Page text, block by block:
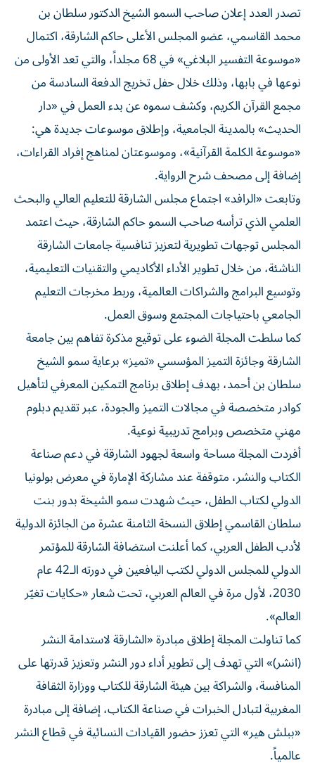
تصدر العدد إعلان صاحب السمو الشيخ الدكتور سلطان بن
محمد القاسمي، عضو المجلس الأعلى حاكم الشارقة، اكتمال
«موسوعة التفسير البلاغي» في 68 مجلداً، والتي تعد الأولى من
نوعها في بابها، وذلك خلال حفل تخريج الدفعة السادسة من
مجمع القرآن الكريم، وكشف سموه عن بدء العمل في «دار
الحديث» بالمدينة الجامعية، وإطلاق موسوعات جديدة هي:
«موسوعة الكلمة القرآنية»، وموسوعتان لمناهج إفراد القراءات،
إضافة إلى مصحف شرح الرواية.
وتابعت «الرافد» اجتماع مجلس الشارقة للتعليم العالي والبحث
العلمي الذي ترأسه صاحب السمو حاكم الشارقة، حيث اعتمد
المجلس توجهات تطويرية لتعزيز تنافسية جامعات الشارقة
الناشئة، من خلال تطوير الأداء الأكاديمي والتقنيات التعليمية،
وتوسيع البرامج والشراكات العالمية، وربط مخرجات التعليم
الجامعي باحتياجات المجتمع وسوق العمل.
كما سلطت المجلة الضوء على توقيع مذكرة تفاهم بين جامعة
الشارقة وجائزة التميز المؤسسي «تميز» برعاية سمو الشيخ
سلطان بن أحمد، بهدف إطلاق برنامج التمكين المعرفي لتأهيل
كوادر متخصصة في مجالات التميز والجودة، عبر تقديم دبلوم
مهني متخصص وبرامج تدريبية نوعية.
أفردت المجلة مساحة واسعة لجهود الشارقة في دعم صناعة
الكتاب والنشر، متوقفة عند مشاركة الإمارة في معرض بولونيا
الدولي لكتاب الطفل، حيث شهدت سمو الشيخة بدور بنت
سلطان القاسمي إطلاق النسخة الثامنة عشرة من الجائزة الدولية
لأدب الطفل العربي، كما أعلنت استضافة الشارقة للمؤتمر
الدولي للمجلس الدولي لكتب اليافعين في دورته الـ42 عام
2030، لأول مرة في العالم العربي، تحت شعار «حكايات تغيّر
العالم».
كما تناولت المجلة إطلاق مبادرة «الشارقة لاستدامة النشر
(انشر)» التي تهدف إلى تطوير أداء دور النشر وتعزيز قدرتها على
المنافسة، والشراكة بين هيئة الشارقة للكتاب ووزارة الثقافة
المغربية لتبادل الخبرات في صناعة الكتاب، إضافة إلى مبادرة
«ببلش هير» التي تعزز حضور القيادات النسائية في قطاع النشر
عالمياً.